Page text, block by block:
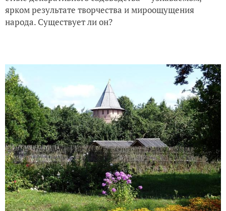
ярком результате творчества и мироощущения
народа. Существует ли он?